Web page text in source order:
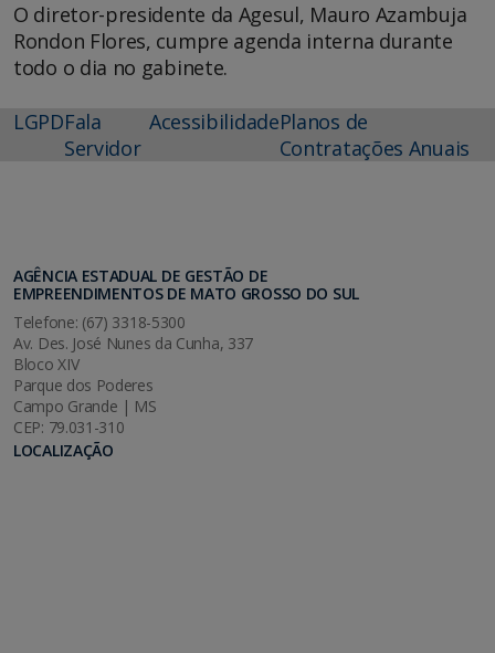
O diretor-presidente da Agesul, Mauro Azambuja
Rondon Flores, cumpre agenda interna durante
todo o dia no gabinete.
LGPDFala
Servidor
AcessibilidadePlanos de
Contratações Anuais
AGÊNCIA ESTADUAL DE GESTÃO DE
EMPREENDIMENTOS DE MATO GROSSO DO SUL
Telefone: (67) 3318-5300
Av. Des. José Nunes da Cunha, 337
Bloco XIV
Parque dos Poderes
Campo Grande | MS
CEP: 79.031-310
LOCALIZAÇÃO